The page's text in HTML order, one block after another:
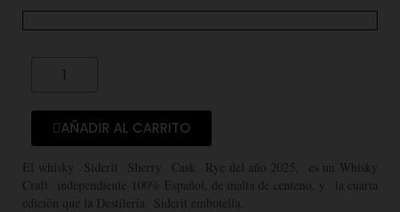
AÑADIR AL CARRITO
El whisky Siderit Sherry Cask Rye del año 2025, es un Whisky
Craft independiente 100% Español, de malta de centeno, y la cuarta
edición que la Destilería Siderit embotella.